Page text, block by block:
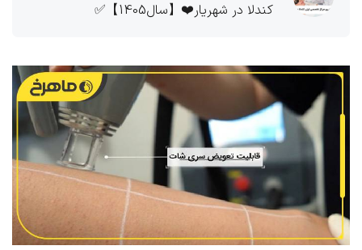
کندلا در شهریار❤️【سال1405】✅